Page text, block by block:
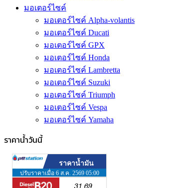
มอเตอร์ไซค์
มอเตอร์ไซค์ Alpha-volantis
มอเตอร์ไซค์ Ducati
มอเตอร์ไซค์ GPX
มอเตอร์ไซค์ Honda
มอเตอร์ไซค์ Lambretta
มอเตอร์ไซค์ Suzuki
มอเตอร์ไซค์ Triumph
มอเตอร์ไซค์ Vespa
มอเตอร์ไซค์ Yamaha
ราคาน้ำวันนี้